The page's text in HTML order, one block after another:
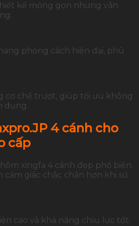
kế mỏng gọn nhưng vẫn
phong cách hiện đại, phù
cơ chế trượt, giúp tối ưu không
dụng.
4 cánh cho
cấp
xingfa 4 cánh đẹp phổ biến.
cảm giác chắc chắn hơn khi sử
cao và khả năng chịu lực tốt.